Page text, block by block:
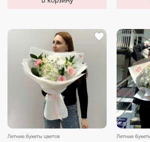
Летние букеты цветов Летние